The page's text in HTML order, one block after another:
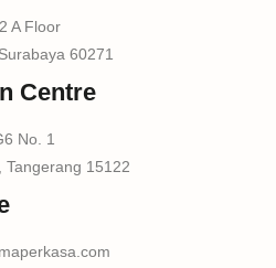
A Floor
60271
Centre
No. 1
15122